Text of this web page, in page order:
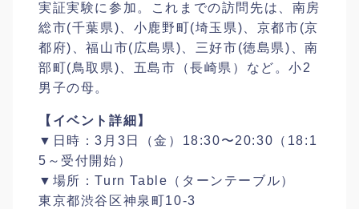
実証実験に参加。これまでの訪問先は、南房
総市(千葉県)、小鹿野町(埼玉県)、京都市(京
都府)、福山市(広島県)、三好市(徳島県)、南
部町(鳥取県)、五島市（長崎県）など。小2
男子の母。
【イベント詳細】
▼日時：3月3日（金）18:30〜20:30（18:1
5～受付開始）
▼場所：Turn Table（ターンテーブル）
東京都渋谷区神泉町10-3